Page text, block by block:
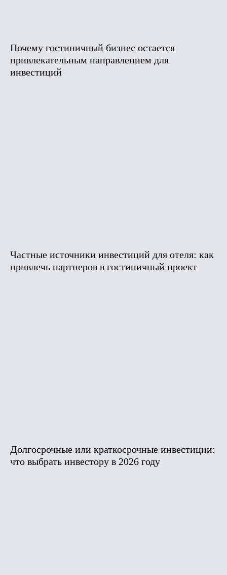
Почему гостиничный бизнес остается
привлекательным направлением для
инвестиций
Частные источники инвестиций для отеля: как
привлечь партнеров в гостиничный проект
Долгосрочные или краткосрочные инвестиции:
что выбрать инвестору в 2026 году